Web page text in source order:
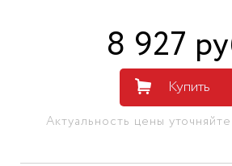
8 927
Купить
Актуальность цены